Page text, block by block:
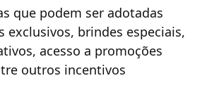
que podem ser adotadas
exclusivos, brindes especiais,
acesso a promoções
outros incentivos